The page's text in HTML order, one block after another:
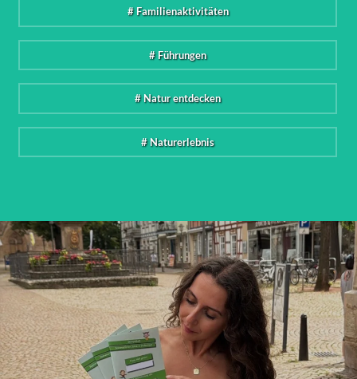
# Familienaktivitäten
# Führungen
# Natur entdecken
# Naturerlebnis